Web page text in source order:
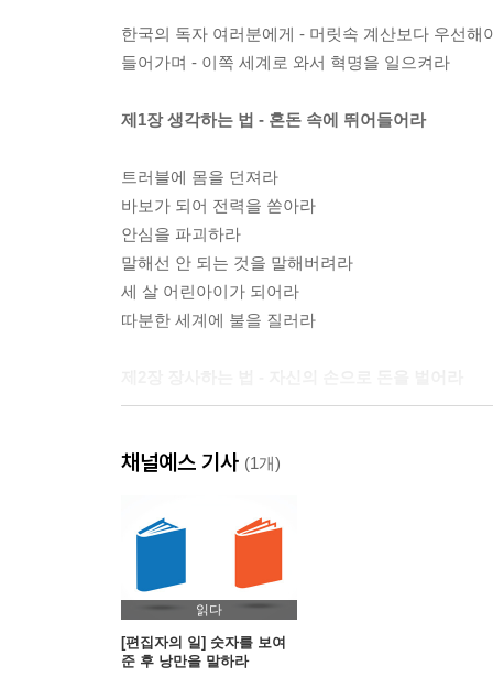
한국의 독자 여러분에게 - 머릿속 계산보다 우선해
들어가며 - 이쪽 세계로 와서 혁명을 일으켜라
제1장 생각하는 법 - 혼돈 속에 뛰어들어라
트러블에 몸을 던져라
바보가 되어 전력을 쏟아라
안심을 파괴하라
말해선 안 되는 것을 말해버려라
세 살 어린아이가 되어라
따분한 세계에 불을 질러라
자의식을 높게 가져라
돈과 감정을 통제하라
브랜드를 벌고 미래를 벌어라
개인으로서 각오를 드러내라
제3장 개인을 세우는 법 - 이름을 팔아라
채널예스 기사 (1개)
읽다
[편집자의 일] 숫자를 보여
준 후 낭만을 말하라